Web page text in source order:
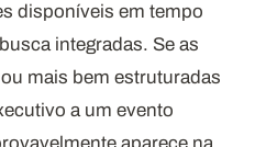
disponíveis em tempo
integradas. Se as
mais bem estruturadas
a um evento